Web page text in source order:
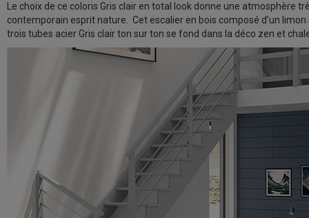
Le choix de ce coloris Gris clair en total look donne une atmosphère
contemporain esprit nature. Cet escalier en bois composé d’un
trois tubes acier Gris clair ton sur ton se fond dans la déco zen et